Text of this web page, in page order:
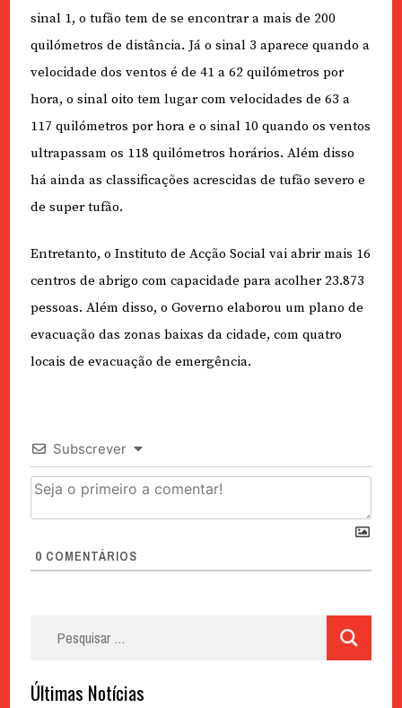
sinal 1, o tufão tem de se encontrar a mais de 200
quilómetros de distância. Já o sinal 3 aparece quando a
velocidade dos ventos é de 41 a 62 quilómetros por
hora, o sinal oito tem lugar com velocidades de 63 a
117 quilómetros por hora e o sinal 10 quando os ventos
ultrapassam os 118 quilómetros horários. Além disso
há ainda as classificações acrescidas de tufão severo e
de super tufão.
Entretanto, o Instituto de Acção Social vai abrir mais 16
centros de abrigo com capacidade para acolher 23.873
pessoas. Além disso, o Governo elaborou um plano de
evacuação das zonas baixas da cidade, com quatro
locais de evacuação de emergência.
Subscrever
0 COMENTÁRIOS
Últimas Notícias